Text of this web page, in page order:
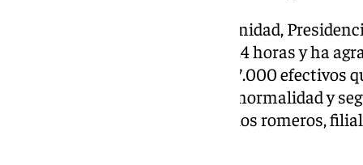
El consejero en funciones de Sanidad,
ha desactivado el Plan a las 23.24 horas y ha
todos y cada uno de los más de 7.000 efectivos
Rocío se haya desarrollado con normalidad y
colaboración y compromiso de los romeros,